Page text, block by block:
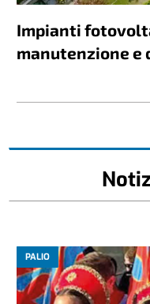
Impianti
manutenzione e
PALIO